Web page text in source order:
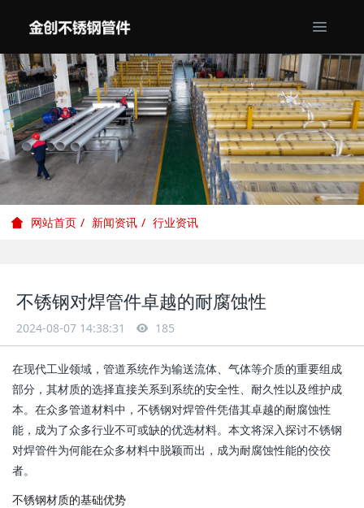
网站首页 新闻资讯 行业资讯
不锈钢对焊管件卓越的耐腐蚀性
2024-08-07 14:38:31 185
在现代工业领域，管道系统作为输送流体、气体等介质的重要组成
部分，其材质的选择直接关系到系统的安全性、耐久性以及维护成
本。在众多管道材料中，不锈钢对焊管件凭借其卓越的耐腐蚀性
能，成为了众多行业不可或缺的优选材料。本文将深入探讨不锈钢
对焊管件为何能在众多材料中脱颖而出，成为耐腐蚀性能的佼佼
者。
不锈钢材质的基础优势